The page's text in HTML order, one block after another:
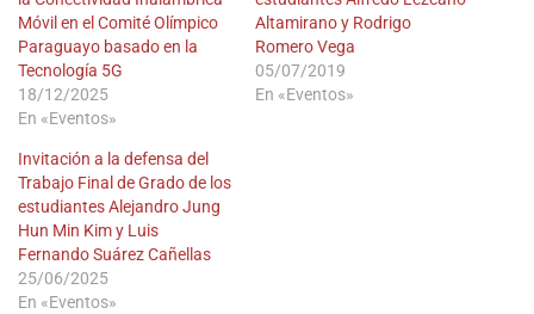
Móvil en el Comité Olímpico
Paraguayo basado en la
Tecnología 5G
18/12/2025
En «Eventos»
Altamirano y Rodrigo
Romero Vega
05/07/2019
En «Eventos»
Invitación a la defensa del
Trabajo Final de Grado de los
estudiantes Alejandro Jung
Hun Min Kim y Luis
Fernando Suárez Cañellas
25/06/2025
En «Eventos»